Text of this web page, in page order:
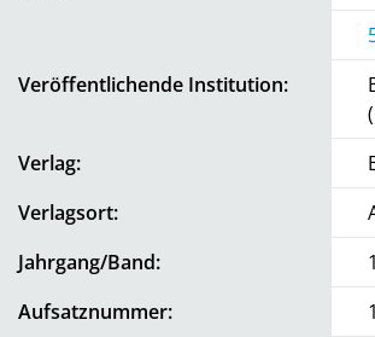
Veröffentlichende Institution:
Verlag:
Verlagsort:
Jahrgang/Band:
Aufsatznummer: